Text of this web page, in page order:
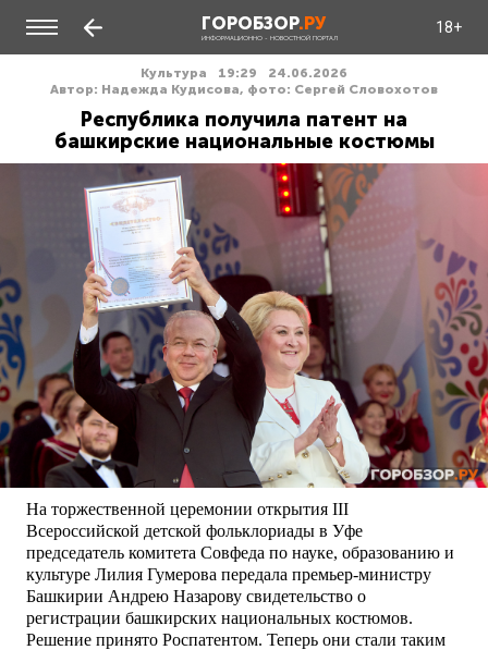
ГОРОБЗОР.РУ
ИНФОРМАЦИОННО - НОВОСТНОЙ ПОРТАЛ
18+
Культура 19:29
24.06.2026
Автор: Надежда Кудисова, фото: Сергей Словохотов
Республика получила патент на
башкирские национальные костюмы
На торжественной церемонии открытия III
Всероссийской детской фольклориады в Уфе
председатель комитета Совфеда по науке, образованию и
культуре Лилия Гумерова передала премьер-министру
Башкирии Андрею Назарову свидетельство о
регистрации башкирских национальных костюмов.
Решение принято Роспатентом. Теперь они стали таким